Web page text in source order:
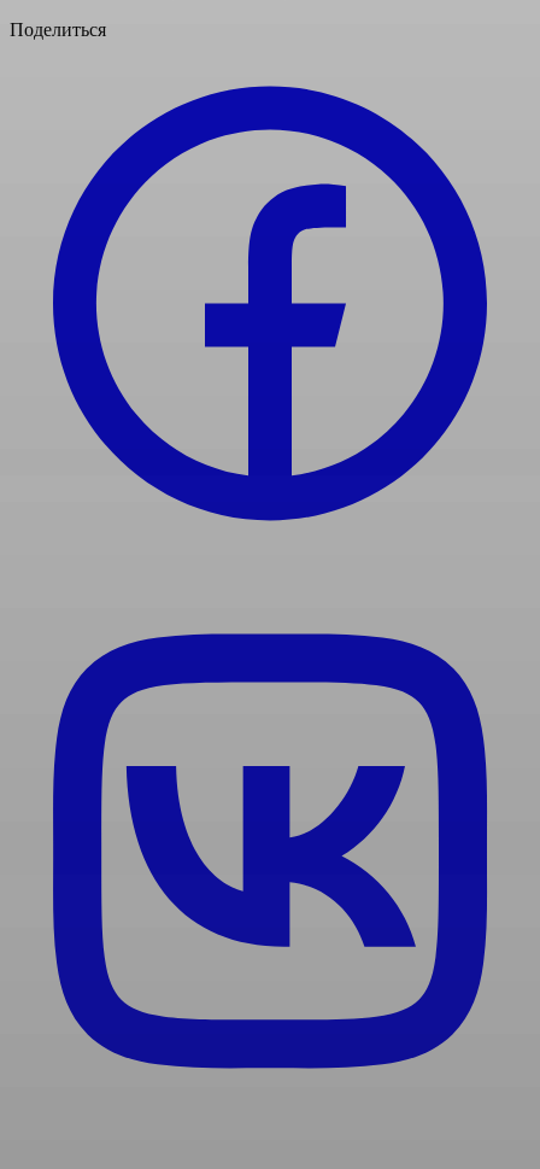
Поделиться